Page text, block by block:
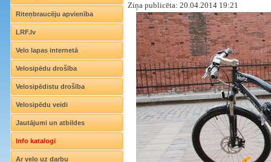
Riteņbraucēju apvienība
LRF.lv
Velo lapas internetā
Velosipēdu drošība
Velosipēdistu drošība
Velosipēdu veidi
Jautājumi un atbildes
Info katalogi
Ar velo uz darbu
Ziņa publicēta: 20.04.2014 19:21